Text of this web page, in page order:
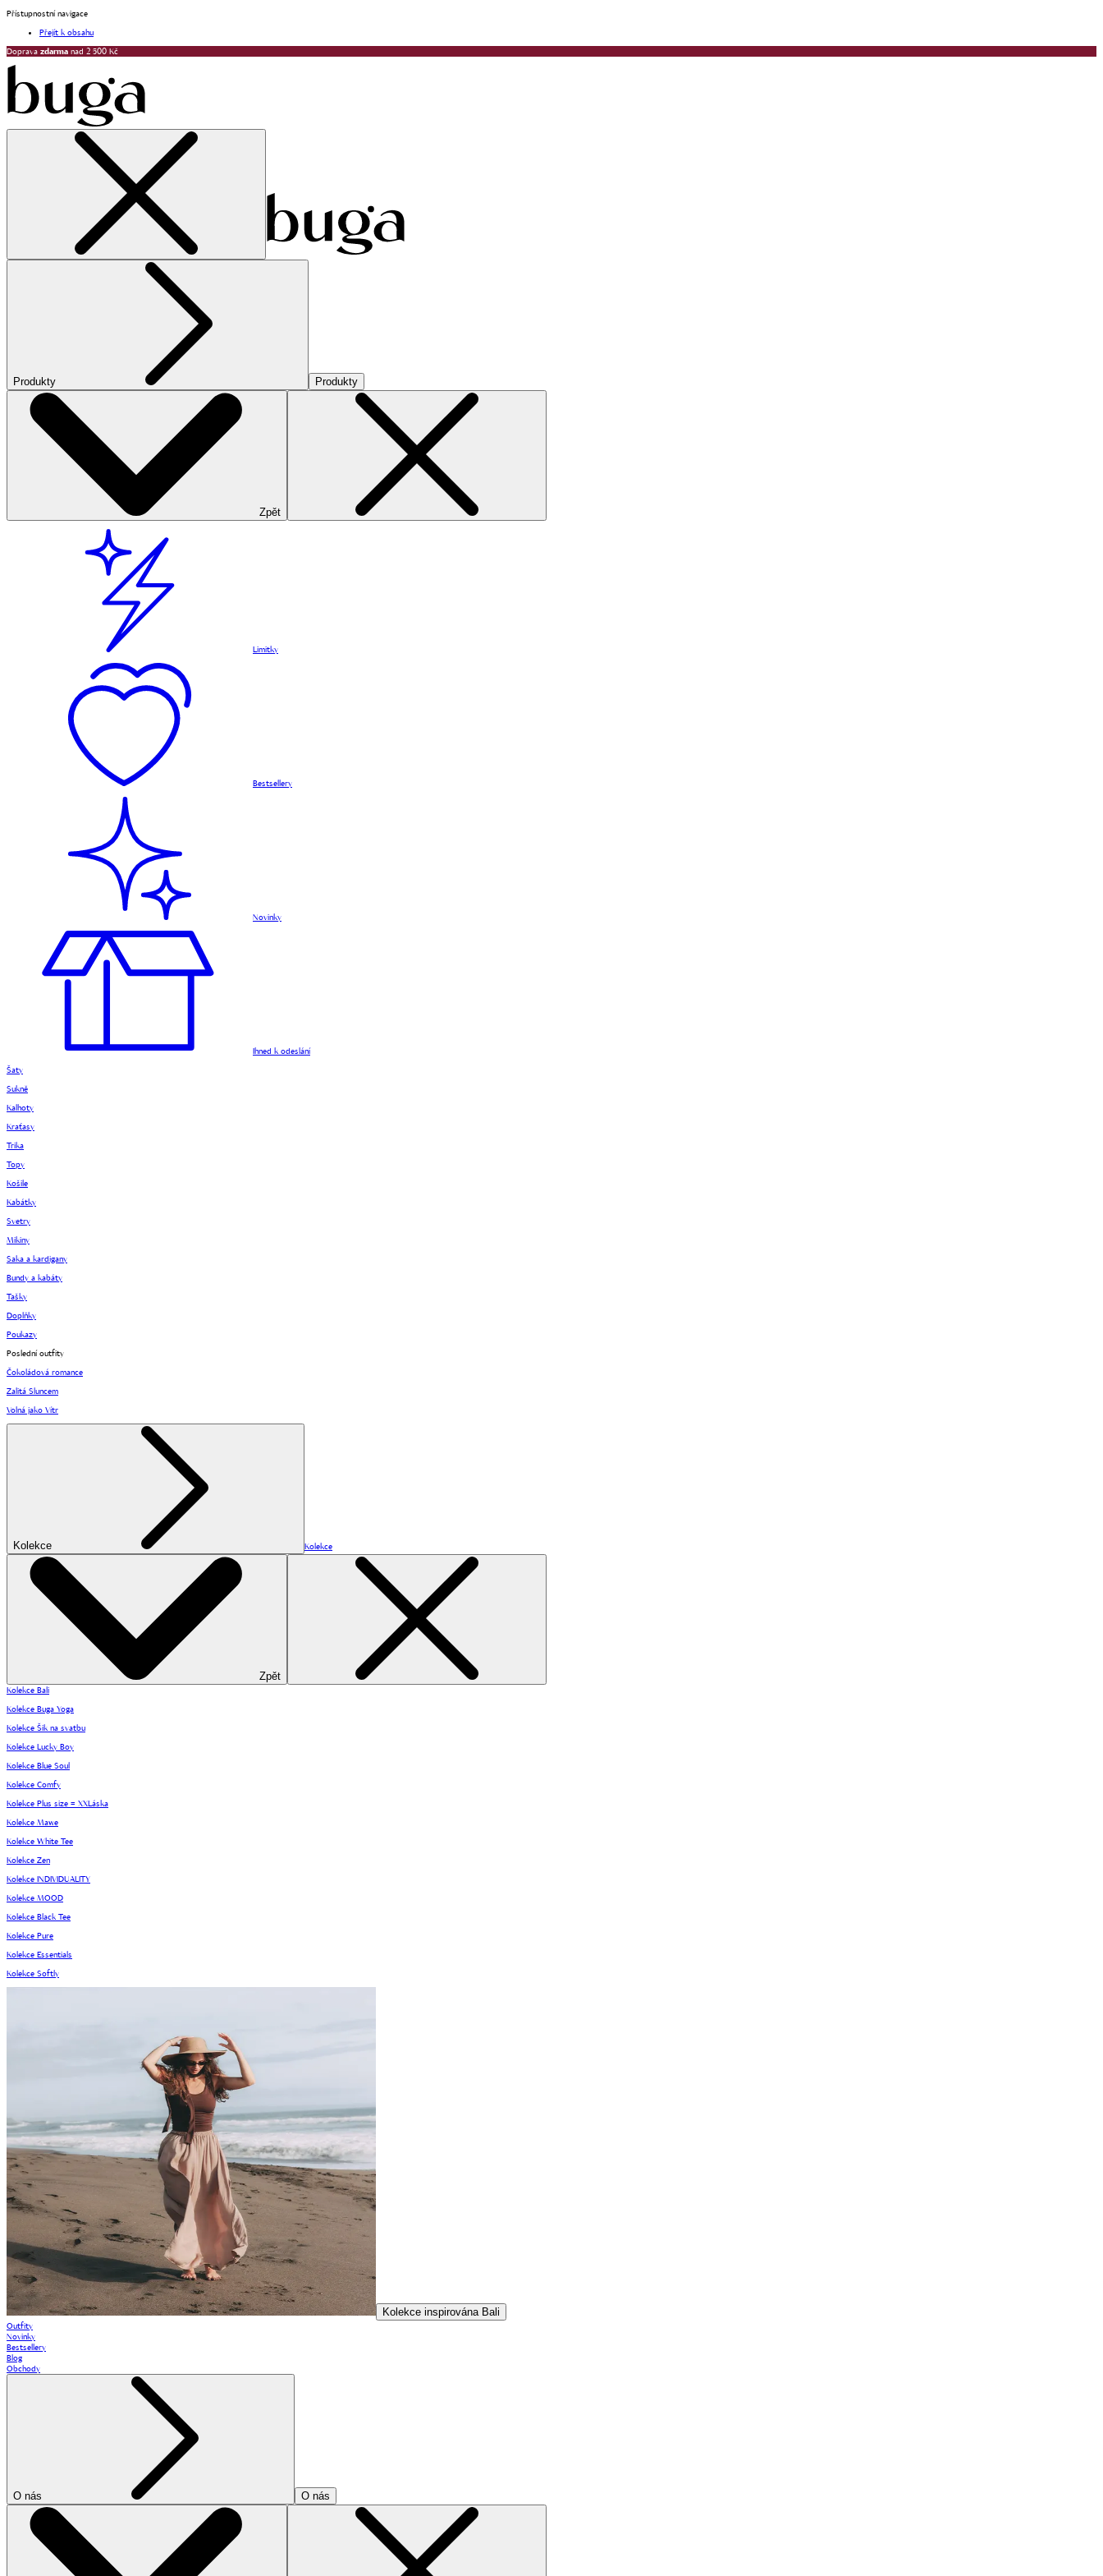
Přístupnostní navigace
Přejít k obsahu
Doprava zdarma nad 2 500 Kč
Produkty Produkty
Zpět
Limitky
Bestsellery
Novinky
Ihned k odeslání
Šaty
Sukně
Kalhoty
Kraťasy
Trika
Topy
Košile
Kabátky
Svetry
Mikiny
Saka a kardigany
Bundy a kabáty
Tašky
Doplňky
Poukazy
Poslední outfity
Čokoládová romance
Zalitá Sluncem
Volná jako Vítr
Kolekce Kolekce
Zpět
Kolekce Bali
Kolekce Buga Yoga
Kolekce Šik na svatbu
Kolekce Lucky Boy
Kolekce Blue Soul
Kolekce Comfy
Kolekce Plus size = XXLáska
Kolekce Mawe
Kolekce White Tee
Kolekce Zen
Kolekce INDIVIDUALITY
Kolekce MOOD
Kolekce Black Tee
Kolekce Pure
Kolekce Essentials
Kolekce Softly
Kolekce inspirována Bali
Outfity
Novinky
Bestsellery
Blog
Obchody
O nás O nás